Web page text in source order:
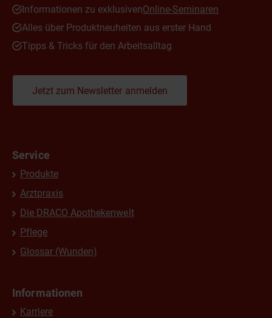
Informationen zu exklusivenOnline-Seminaren
Alles über Produktneuheiten aus erster Hand
Tipps & Tricks für den Arbeitsalltag
Jetzt zum Newsletter anmelden
Service
Produkte
Arztpraxis
Die DRACO Apothekenwelt
Pflege
Glossar (Wunden)
Informationen
Karriere